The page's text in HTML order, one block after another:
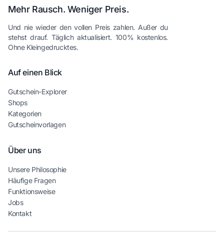
Mehr Rausch. Weniger Preis.
Und nie wieder den vollen Preis zahlen. Außer du
stehst drauf. Täglich aktualisiert. 100% kostenlos.
Ohne Kleingedrucktes.
Auf einen Blick
Gutschein-Explorer
Shops
Kategorien
Gutscheinvorlagen
Über uns
Unsere Philosophie
Häufige Fragen
Funktionsweise
Jobs
Kontakt